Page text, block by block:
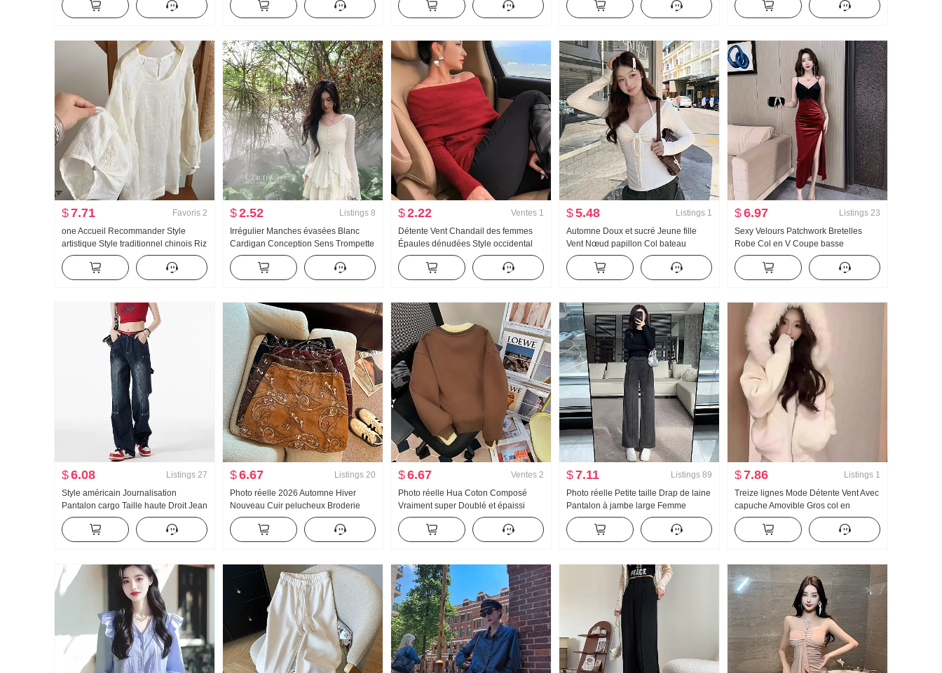
femmes Collier Conception Sens
Amincissant Combattre Prenez Petite
Femme
Rétro Pantalon large Pantalon droit
Machette Pantalon
Dopamine Vert Court Sur
Oblique Grille Coupe moulante Un
mot Jupe mi-longue
$7.71 Favoris 2
one Accueil Recommander Style
artistique Style traditionnel chinois Riz
Abricot Couleur Ample Ramie
Amincissant Chemise pour femmes
2026 Année Été Protection solaire Top
$2.52 Listings 8
Irrégulier Manches évasées Blanc
Cardigan Conception Sens Trompette
Manches longues Col en V Ajusté
Amincissant Version légère Protection
solaire Petite chemise Femme
$2.22 Ventes 1
Détente Vent Chandail des femmes
Épaules dénudées Style occidental
Chic Avancé Sens Grand col rabattu
T-shirt de base Manches longues
Laine Pull en tricot Automne Hiver
$5.48 Listings 1
Automne Doux et sucré Jeune fille
Vent Nœud papillon Col bateau
Accrocher Cou Top
$6.97 Listings 23
Sexy Velours Patchwork Bretelles
Robe Col en V Coupe basse
Élégance Fendu Robe de soirée
Robe longue
$6.08 Listings 27
Style américain Journalisation
Pantalon cargo Taille haute Droit Jean
Femme Grande taille Poire Type
Figure Porter Match vibe Vent
Pantalon
$6.67 Listings 20
Photo réelle 2026 Automne Hiver
Nouveau Cuir pelucheux Broderie
Rétro Jupe mi-longue Pei Li S
Broderie Mini-jupe Femme Ceinture
Sécurité Pantalon
$6.67 Ventes 2
Photo réelle Hua Coton Composé
Vraiment super Doublé et épaissi
Fausse deux-pièces Broderie Sweat-
shirt Femme Automne Hiver Chaud
Top Grande taille Vêtements pour
$7.11 Listings 89
Photo réelle Petite taille Drap de laine
Pantalon à jambe large Femme
Doublé de polaire Hiver Nouveau
Taille haute Ample Amincissant
Polyvalent Décontracté Pantalon droit
$7.86 Listings 1
Treize lignes Mode Détente Vent Avec
capuche Amovible Gros col en
fourrure Double Poche Fermeture
éclair Manteau Ample Pull en tricot
Top